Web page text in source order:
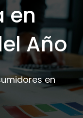
en
Año
en